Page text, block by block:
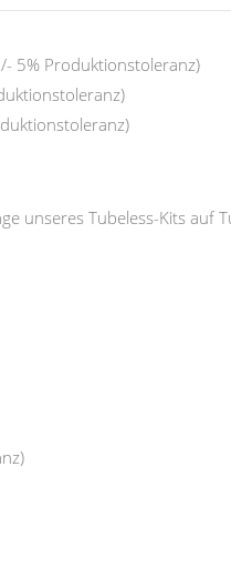
5% Produktionstoleranz)
unseres Tubeless-Kits auf